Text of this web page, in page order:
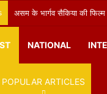
असम के भार्गव सैकिया की फिल्म
NATIONAL
POPULAR ARTICLES